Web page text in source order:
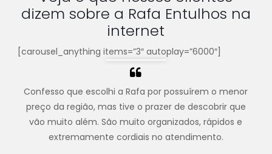
dizem sobre a Rafa Entulhos na
internet
[carousel_anything items=”3″ autoplay=”6000″]
Confesso que escolhi a Rafa por possuírem o menor
preço da região, mas tive o prazer de descobrir que
vão muito além. São muito organizados, rápidos e
extremamente cordiais no atendimento.